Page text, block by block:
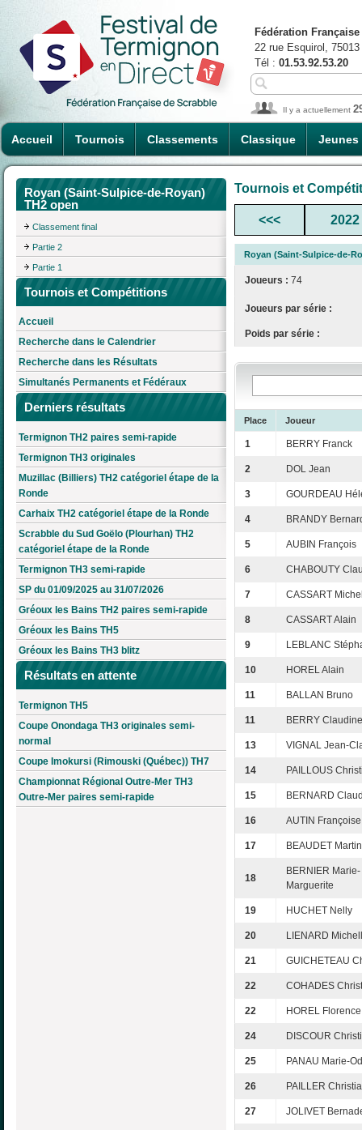
Accueil Tournois Classements Classique Jeunes
Fédération
22 rue Esquirol,
Tél : 01.53.92.53.20
Il y a actuellement
Royan (Saint-Sulpice-de-Royan)
TH2 open
Classement final
Partie 2
Partie 1
Tournois et Compétitions
Accueil
Recherche dans le Calendrier
Recherche dans les Résultats
Simultanés Permanents et Fédéraux
Derniers résultats
Termignon TH2 paires semi-rapide
Termignon TH3 originales
Muzillac (Billiers) TH2 catégoriel étape de la
Ronde
Carhaix TH2 catégoriel étape de la Ronde
Scrabble du Sud Goëlo (Plourhan) TH2
catégoriel étape de la Ronde
Termignon TH3 semi-rapide
SP du 01/09/2025 au 31/07/2026
Gréoux les Bains TH2 paires semi-rapide
Gréoux les Bains TH5
Gréoux les Bains TH3 blitz
Résultats en attente
Termignon TH5
Coupe Onondaga TH3 originales semi-
normal
Coupe Imokursi (Rimouski (Québec)) TH7
Championnat Régional Outre-Mer TH3
Outre-Mer paires semi-rapide
Tournois et
<<< 2022
Royan (Saint-Sulpice-de-
Joueurs : 74
Joueurs par série :
Poids par série :
Place Joueur
1 BERRY Franck
2 DOL Jean
3 GOURDEAU
4 BRANDY
5 AUBIN François
6 CHABOUTY
7 CASSART
8 CASSART Alain
9 LEBLANC
10 HOREL Alain
11 BALLAN Bruno
11 BERRY Claudine
13 VIGNAL Jean-
14 PAILLOUS
15 BERNARD
16 AUTIN Françoise
17 BEAUDET
18
BERNIER Marie-
Marguerite
19 HUCHET Nelly
20 LIENARD
21 GUICHETEAU
22 COHADES
22 HOREL Florence
24 DISCOUR
25 PANAU Marie-
26 PAILLER
27 JOLIVET